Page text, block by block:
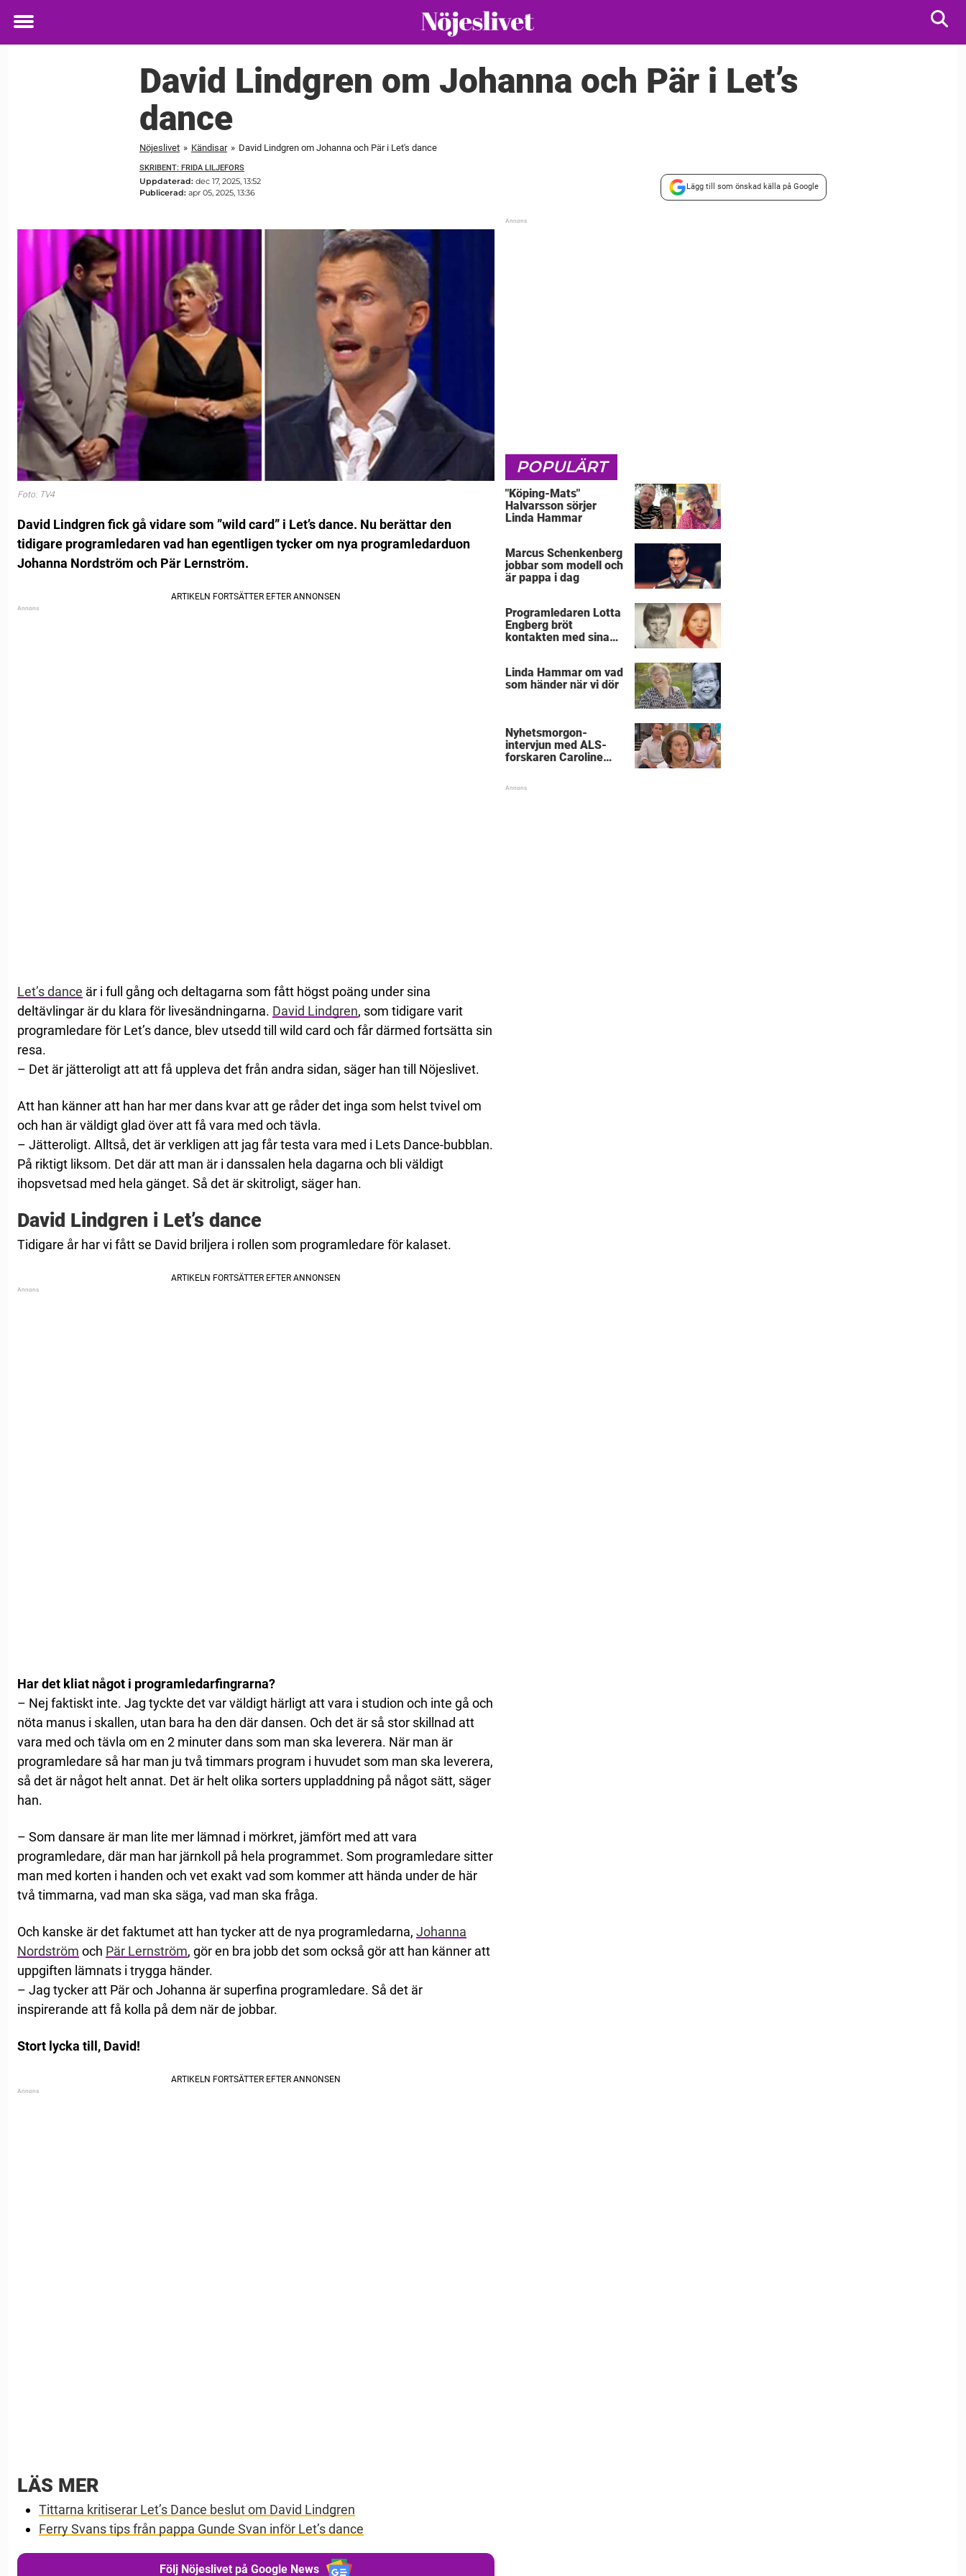
Toggle
David Lindgren om Johanna och Pär i Let’s
dance
Nöjeslivet » Kändisar » David Lindgren om Johanna och Pär i Let's dance
SKRIBENT: FRIDA LILJEFORS
Uppdaterad: dec 17, 2025, 13:52
Publicerad: apr 05, 2025, 13:36
Lägg till som önskad källa på Google
Foto: TV4
David Lindgren fick gå vidare som ”wild card” i Let’s dance. Nu berättar den
tidigare programledaren vad han egentligen tycker om nya programledarduon
Johanna Nordström och Pär Lernström.
Let’s dance är i full gång och deltagarna som fått högst poäng under sina
deltävlingar är du klara för livesändningarna. David Lindgren, som tidigare varit
programledare för Let’s dance, blev utsedd till wild card och får därmed fortsätta sin
resa.
– Det är jätteroligt att att få uppleva det från andra sidan, säger han till Nöjeslivet.
Att han känner att han har mer dans kvar att ge råder det inga som helst tvivel om
och han är väldigt glad över att få vara med och tävla.
– Jätteroligt. Alltså, det är verkligen att jag får testa vara med i Lets Dance-bubblan.
På riktigt liksom. Det där att man är i danssalen hela dagarna och bli väldigt
ihopsvetsad med hela gänget. Så det är skitroligt, säger han.
David Lindgren i Let’s dance
Tidigare år har vi fått se David briljera i rollen som programledare för kalaset.
Har det kliat något i programledarfingrarna?
– Nej faktiskt inte. Jag tyckte det var väldigt härligt att vara i studion och inte gå och
nöta manus i skallen, utan bara ha den där dansen. Och det är så stor skillnad att
vara med och tävla om en 2 minuter dans som man ska leverera. När man är
programledare så har man ju två timmars program i huvudet som man ska leverera,
så det är något helt annat. Det är helt olika sorters uppladdning på något sätt, säger
han.
– Som dansare är man lite mer lämnad i mörkret, jämfört med att vara
programledare, där man har järnkoll på hela programmet. Som programledare sitter
man med korten i handen och vet exakt vad som kommer att hända under de här
två timmarna, vad man ska säga, vad man ska fråga.
Och kanske är det faktumet att han tycker att de nya programledarna, Johanna
Nordström och Pär Lernström, gör en bra jobb det som också gör att han känner att
uppgiften lämnats i trygga händer.
– Jag tycker att Pär och Johanna är superfina programledare. Så det är
inspirerande att få kolla på dem när de jobbar.
Stort lycka till, David!
LÄS MER
Tittarna kritiserar Let’s Dance beslut om David Lindgren
Ferry Svans tips från pappa Gunde Svan inför Let’s dance
Följ Nöjeslivet på Google News
POPULÄRT
"Köping-Mats"
Halvarsson sörjer
Linda Hammar
Marcus Schenkenberg
jobbar som modell och
är pappa i dag
Programledaren Lotta
Engberg bröt
kontakten med sina
Linda Hammar om vad
som händer när vi dör
Nyhetsmorgon-
intervjun med ALS-
forskaren Caroline